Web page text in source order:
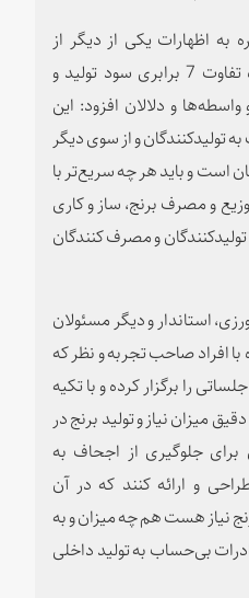
به اظهارات یکی از دیگر از
فعالان اقتصاد مردمی درباره تفاوت 7 برابری سود تولید و
واسطه‌ها و دلالان افزود: این
تولیدکنندگان و از سوی دیگر
است و باید هر چه سریع‌تر با
و مصرف برنج، ساز و کاری
و مصرف کنندگان
استاندار و دیگر مسئولان
افراد صاحب تجربه و نظر که
را برگزار کرده و با تکیه
میزان نیاز و تولید برنج در
جلوگیری از اجحاف به
و ارائه کنند که در آن
نیاز هست هم چه میزان و به
بی‌حساب به تولید داخلی